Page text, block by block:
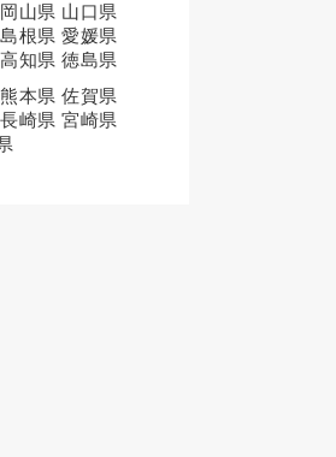
岡山県 山口県
島根県 愛媛県
高知県 徳島県
熊本県 佐賀県
長崎県 宮崎県